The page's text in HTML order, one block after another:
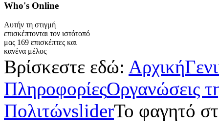
Who's Online
Αυτήν τη στιγμή
επισκέπτονται τον ιστότοπό
μας 169 επισκέπτες και
κανένα μέλος
Βρίσκεστε εδώ: Αρχική
ΠληροφορίεςΟργανώσεις
ΠολιτώνsliderΤο φαγητό